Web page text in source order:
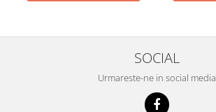
SOCIAL
Urmareste-ne in social media